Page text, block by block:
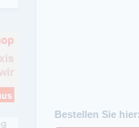
Bestellen Sie hier: